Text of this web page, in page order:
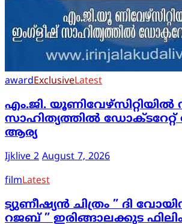
awardExclusiveLatest
എം.ജി. യൂണിവേഴ്‌സിറ്റിയിൽ
സാഹിത്യത്തിൽ ഡോക്ടറേറ്റ്
ആര്യ
Ijklive 2 August 7, 2026
filmLatest
ട്യുണീഷ്യൻ ചിത്രം ” ദി
റജബ് ” ഇരിങ്ങാലക്കുട